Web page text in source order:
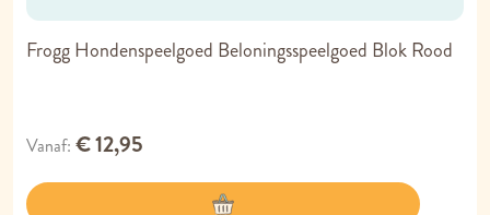
Frogg Hondenspeelgoed Beloningsspeelgoed Blok Rood
Vanaf € 12,95